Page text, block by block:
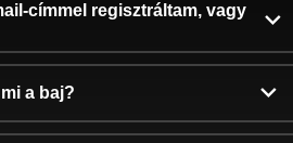
címmel regisztráltam, vagy
a baj?